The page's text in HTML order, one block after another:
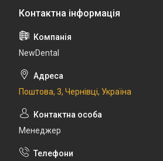
NewDental
Поштова, 3, Чернівці, Україна
Менеджер